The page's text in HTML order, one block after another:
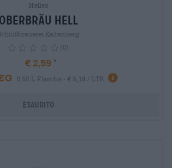
Helles
Oberbräu hell
Kaltenberg
(0)
€ 2,59
0,50 L Flasche - € 5,18 / LTR info
Esaurito